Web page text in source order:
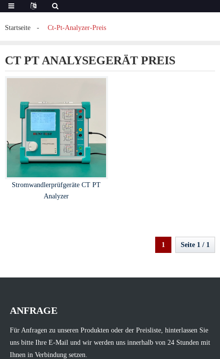
Startseite Ct-Pt-Analyzer-Preis
CT PT ANALYSEGERÄT PREIS
Stromwandlerprüfgeräte CT PT
Analyzer
1 Seite 1 / 1
ANFRAGE
Für Anfragen zu unseren Produkten oder der Preisliste, hinterlassen Sie
uns bitte Ihre E-Mail und wir werden uns innerhalb von 24 Stunden mit
Ihnen in Verbindung setzen.